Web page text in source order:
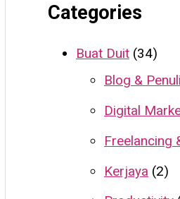
Categories
Buat Duit (34)
Blog &
Digital
Freelancing
Kerjaya (2)